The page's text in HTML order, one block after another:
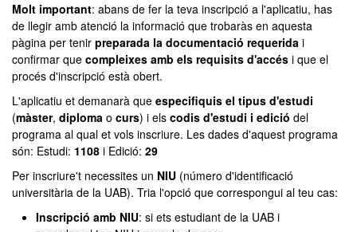
Molt important: abans de fer la teva inscripció a l'aplicatiu, has
de llegir amb atenció la informació que trobaràs en aquesta
pàgina per tenir preparada la documentació requerida i
confirmar que compleixes amb els requisits d'accés i que el
procés d'inscripció està obert.
L'aplicatiu et demanarà que especifiquis el tipus d'estudi
(màster, diploma o curs) i els codis d'estudi i edició del
programa al qual et vols inscriure. Les dades d'aquest programa
són: Estudi: 1108 i Edició: 29
Per inscriure't necessites un NIU (número d'identificació
universitària de la UAB). Tria l'opció que correspongui al teu cas:
Inscripció amb NIU: si ets estudiant de la UAB i